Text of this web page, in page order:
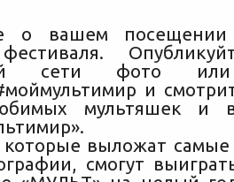
о вашем посещении
фестиваля.
сети фото
и
мультяшек и
которые выложат
смогут